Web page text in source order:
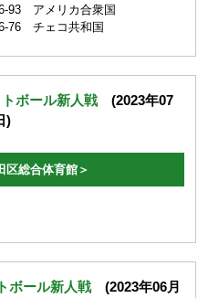
アメリカ合衆国
76 チェコ共和国
ボール新人戦(2023年07
)
総合体育館＞
ボール新人戦(2023年06月